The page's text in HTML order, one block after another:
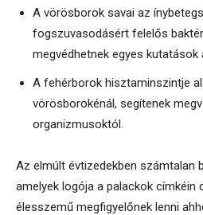
A vörösborok savai az
fogszuvasodásért felelős
megvédhetnek egyes kutatások
A fehérborok hisztaminszintje
vörösborokénál, segítenek
organizmusoktól.
Az elmúlt évtizedekben számtalan
amelyek logója a palackok címkéin
élesszemű megfigyelőnek lenni